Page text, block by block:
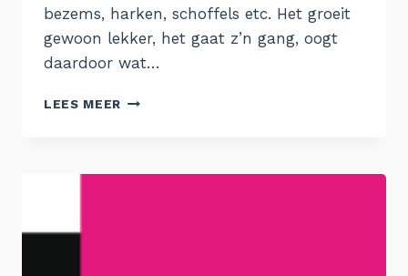
bezems, harken, schoffels etc. Het groeit
gewoon lekker, het gaat z’n gang, oogt
daardoor wat…
LEES MEER 34.